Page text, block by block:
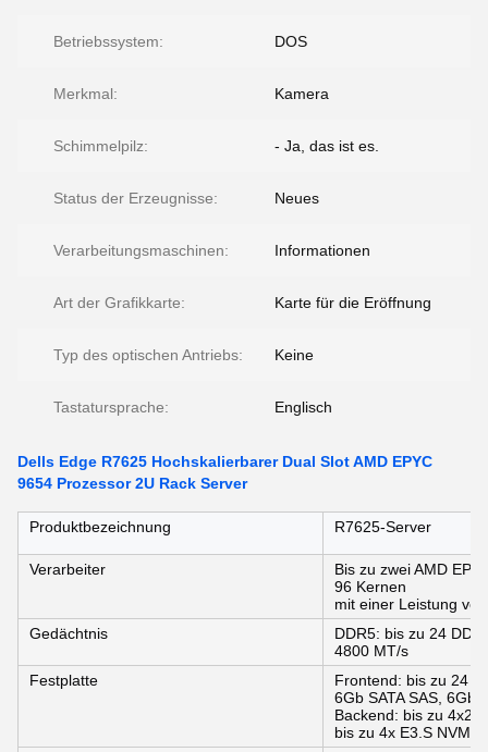
Betriebssystem: DOS
Merkmal: Kamera
Schimmelpilz: - Ja, das ist es.
Status der Erzeugnisse: Neues
Verarbeitungsmaschinen: Informationen
Art der Grafikkarte: Karte für die Eröffnung
Typ des optischen Antriebs: Keine
Tastatursprache: Englisch
Dells Edge R7625 Hochskalierbarer Dual Slot AMD EPYC
9654 Prozessor 2U Rack Server
Produktbezeichnung R7625-Server
Verarbeiter
Bis zu zwei AMD
96 Kernen
mit einer Leistung
Gedächtnis
DDR5: bis zu 24
4800 MT/s
Festplatte
Frontend: bis zu 24 x
6Gb SATA SAS, 6Gb
Backend: bis zu
bis zu 4x E3.S NVMe